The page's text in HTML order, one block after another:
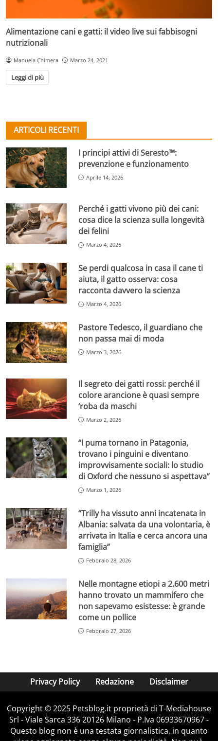
Alimentazione cani e gatti: il video live sui fabbisogni
nutrizionali
Manuela Chimera Marzo 24, 2021
Leggi di più
ARTICOLI RECENTI
I principi attivi di Seresto™:
prevenzione e funzionamento
Aprile 14, 2026
Perché i gatti vivono più dei cani:
cosa dice la scienza sulla longevità
dei felini
Marzo 4, 2026
Se perdi qualcosa in casa il cane ti
aiuta, il gatto osserva: cosa
racconta davvero la scienza
Marzo 4, 2026
Pastore Tedesco, il guardiano che
non passa mai di moda
Marzo 3, 2026
Il segreto dei gatti rossi: perché il
colore arancione è quasi sempre
‘roba da maschi
Marzo 2, 2026
“I puma tornano in Patagonia,
trovano i pinguini e diventano
improvvisamente sociali: lo studio
di Oxford che nessuno si aspettava”
Marzo 1, 2026
“Trilly ha vissuto anni incatenata in
Albania: salvata da una volontaria, è
arrivata in Italia e cerca ancora una
famiglia”
Febbraio 28, 2026
Nelle montagne etiopi a 2.600 metri
hanno trovato un mammifero che
non sapevamo esistesse: è grande
come un pollice
Febbraio 27, 2026
Privacy Policy Redazione Disclaimer
Copyright © 2025 Petsblog.it proprietà di T-Mediahouse
Srl - Viale Sarca 336 20126 Milano - P.Iva 06933670967 -
Questo blog non è una testata giornalistica, in quanto